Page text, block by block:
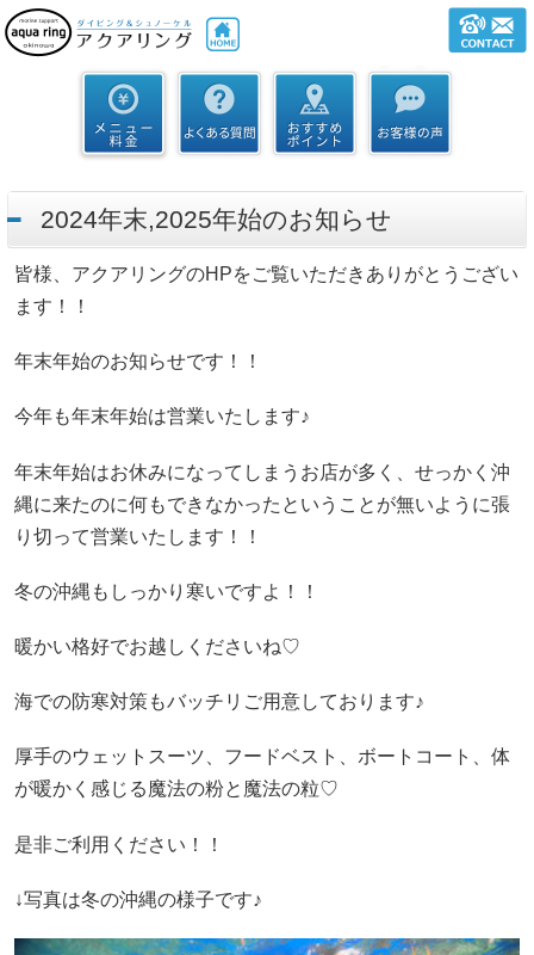
2024年末,2025年始のお知らせ
皆様、アクアリングのHPをご覧いただきありがとうござい
ます！！
年末年始のお知らせです！！
今年も年末年始は営業いたします♪
年末年始はお休みになってしまうお店が多く、せっかく沖
縄に来たのに何もできなかったということが無いように張
り切って営業いたします！！
冬の沖縄もしっかり寒いですよ！！
暖かい格好でお越しくださいね♡
海での防寒対策もバッチリご用意しております♪
厚手のウェットスーツ、フードベスト、ボートコート、体
が暖かく感じる魔法の粉と魔法の粒♡
是非ご利用ください！！
↓写真は冬の沖縄の様子です♪